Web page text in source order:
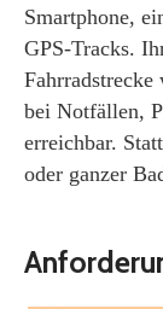
Smartphone,
GPS-Tracks.
bei Notfällen,
erreichbar.
oder ganzer